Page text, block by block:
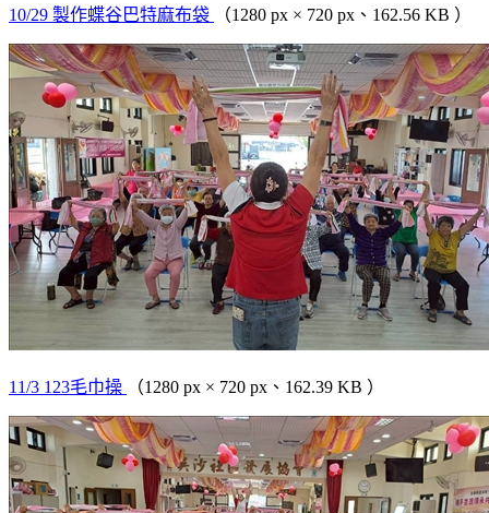
10/29 製作蝶谷巴特麻布袋 （1280 px × 720 px、162.56 KB ）
11/3 123毛巾操 （1280 px × 720 px、162.39 KB ）